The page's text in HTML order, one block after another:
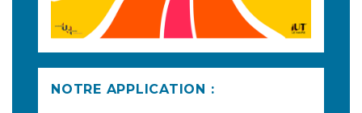
NOTRE APPLICATION :